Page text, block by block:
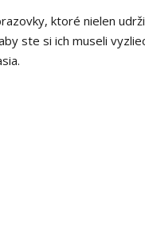
ktoré nielen
ste si ich museli